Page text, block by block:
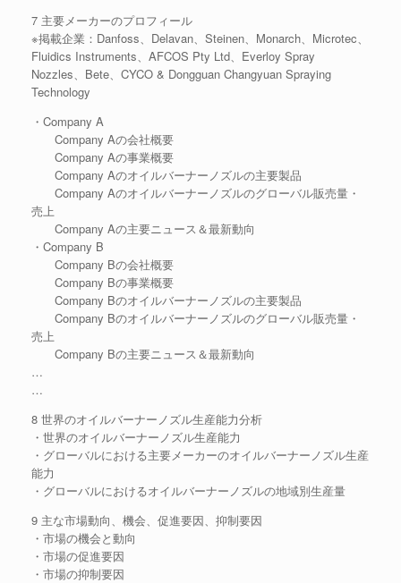
7 主要メーカーのプロフィール
※掲載企業：Danfoss、Delavan、Steinen、Monarch、Microtec、
Fluidics Instruments、AFCOS Pty Ltd、Everloy Spray
Nozzles、Bete、CYCO & Dongguan Changyuan Spraying
Technology
・Company A
Company Aの会社概要
Company Aの事業概要
Company Aのオイルバーナーノズルの主要製品
Company Aのオイルバーナーノズルのグローバル販売量・
売上
Company Aの主要ニュース＆最新動向
・Company B
Company Bの会社概要
Company Bの事業概要
Company Bのオイルバーナーノズルの主要製品
Company Bのオイルバーナーノズルのグローバル販売量・
売上
Company Bの主要ニュース＆最新動向
…
…
8 世界のオイルバーナーノズル生産能力分析
・世界のオイルバーナーノズル生産能力
・グローバルにおける主要メーカーのオイルバーナーノズル生産
能力
・グローバルにおけるオイルバーナーノズルの地域別生産量
9 主な市場動向、機会、促進要因、抑制要因
・市場の機会と動向
・市場の促進要因
・市場の抑制要因